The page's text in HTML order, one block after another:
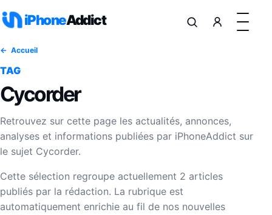
iPhoneAddict
Accueil
TAG
Cycorder
Retrouvez sur cette page les actualités, annonces,
analyses et informations publiées par iPhoneAddict sur
le sujet Cycorder.
Cette sélection regroupe actuellement 2 articles
publiés par la rédaction. La rubrique est
automatiquement enrichie au fil de nos nouvelles